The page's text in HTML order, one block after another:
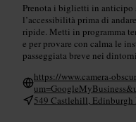
Prenota i biglietti in anticipo
l’accessibilità prima di
ripide. Metti in programma
e per provare con calma le
passeggiata breve nei
https://www.camera-
549 Castlehill, Edinburgh